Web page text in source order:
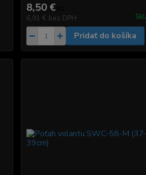
8,50 €
6,91 € bez DPH
Pridať do košíka